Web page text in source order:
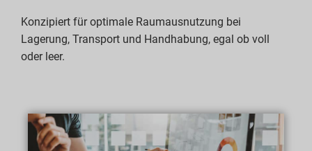
Konzipiert für optimale Raumausnutzung bei
Lagerung, Transport und Handhabung, egal ob voll
oder leer.